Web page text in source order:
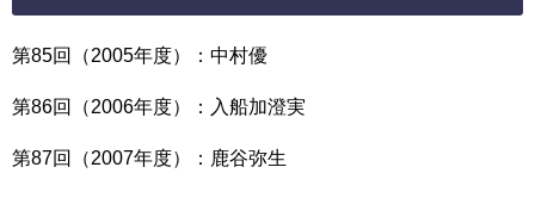
第85回（2005年度）：中村優
第86回（2006年度）：入船加澄実
第87回（2007年度）：鹿谷弥生